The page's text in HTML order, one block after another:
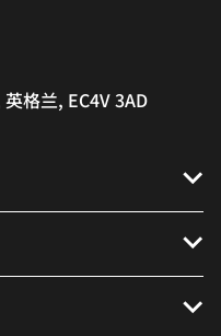
格兰, EC4V 3AD